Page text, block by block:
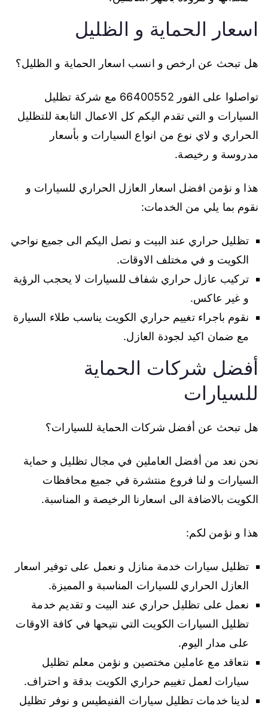
اسعار الحماية و الظليل
هل تبحث عن ارخص و انسب اسعار الحماية و الظليل؟
تواصلوا على الفور 66400552 مع شركة تظليل
السيارات و التي تقدم اليكم كل الاعمال التابعة للتظليل
الحراري و لاي نوع من انواع السيارات و بأسعار
مدروسة و رخيصة.
هذا و نؤمن افضل اسعار العازل الحراري للسيارات و
نقوم بما يلي من الخدمات:
تظليل حراري عند البيت و نصل اليكم الى جميع نواحي
الكويت و في مختلف الاوقات.
تركيب عازل حراري شفاف للسيارات لا يحجب الرؤية
و غير عاكس.
نقوم باجراء تغييم حراري الكويت يناسب طلاء السيارة
مع ضمان اكيد لجودة العازل.
أفضل شركات الحماية
للسيارات
هل تبحث عن أفضل شركات الحماية للسيارات؟
نحن نعد من أفضل العاملين في مجال تظليل و حماية
السيارات و لنا فروع منتشرة في جميع محافظات
الكويت بالاضافة الى اسعارنا الرخيصة و المناسبة.
هذا و نؤمن لكم:
تظليل سيارات خدمة منازل و نعمل على توفير اسعار
العازل الحراري للسيارات المناسبة و المميزة.
نعمل على تظليل حراري عند البيت و تقديم خدمة
تظليل السيارات الكويت التي نتيحها في كافة الاوقات
على مدار اليوم.
نتعاقد مع عاملين مختصين و نؤمن معلم تظليل
سيارات لعمل تغييم حراري الكويت بدقة و احتراف.
لدينا خدمات تظليل سيارات الفنيطيس و نوفر تظليل